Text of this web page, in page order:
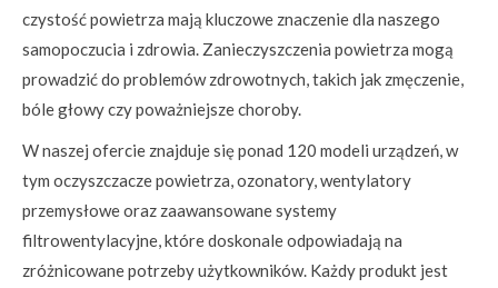
czystość powietrza mają kluczowe znaczenie dla naszego
samopoczucia i zdrowia. Zanieczyszczenia powietrza mogą
prowadzić do problemów zdrowotnych, takich jak zmęczenie,
bóle głowy czy poważniejsze choroby.
W naszej ofercie znajduje się ponad 120 modeli urządzeń, w
tym oczyszczacze powietrza, ozonatory, wentylatory
przemysłowe oraz zaawansowane systemy
filtrowentylacyjne, które doskonale odpowiadają na
zróżnicowane potrzeby użytkowników. Każdy produkt jest